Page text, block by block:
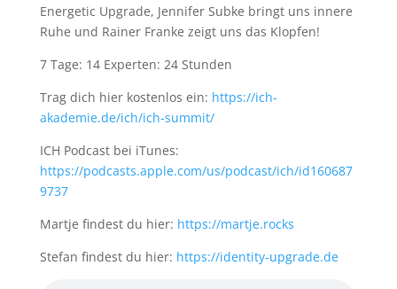
Energetic Upgrade, Jennifer Subke bringt uns innere
Ruhe und Rainer Franke zeigt uns das Klopfen!
7 Tage: 14 Experten: 24 Stunden
Trag dich hier kostenlos ein: https://ich-
akademie.de/ich/ich-summit/
ICH Podcast bei iTunes:
https://podcasts.apple.com/us/podcast/ich/id160687
9737
Martje findest du hier: https://martje.rocks
Stefan findest du hier: https://identity-upgrade.de